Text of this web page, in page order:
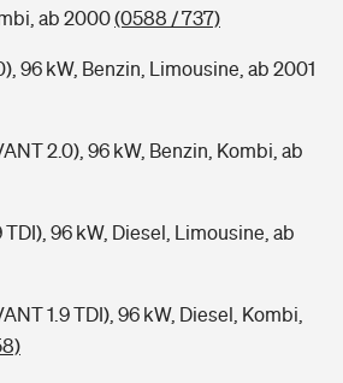
ab 2000(0588 / 737)
96 kW, Benzin, Limousine, ab 2001
2.0), 96 kW, Benzin, Kombi, ab
TDI), 96 kW, Diesel, Limousine, ab
1.9 TDI), 96 kW, Diesel, Kombi,